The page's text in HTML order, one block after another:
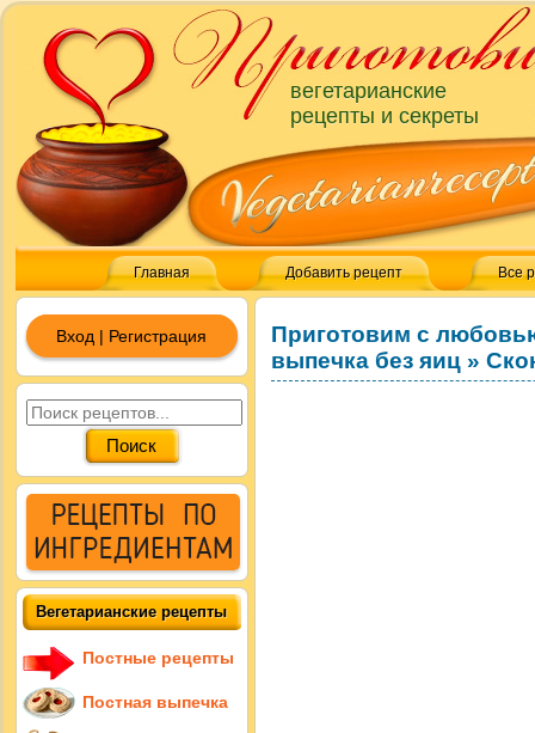
вегетарианские
рецепты и секреты
Главная Добавить рецепт Все
Приготовим с
выпечка без яиц »
Вход | Регистрация
Вегетарианские рецепты
Постные рецепты
Постная выпечка